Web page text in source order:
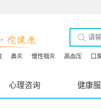
鼻炎 慢性咽炎 高血压 口
心理咨询 健康